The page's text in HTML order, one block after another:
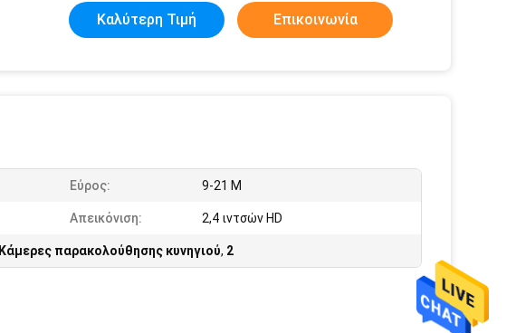
Καλύτερη Τιμή Επικοινωνία
Εύρος: 9-21 Μ
Απεικόνιση: 2,4 ιντσών HD
Κάμερες παρακολούθησης κυνηγιού, 2